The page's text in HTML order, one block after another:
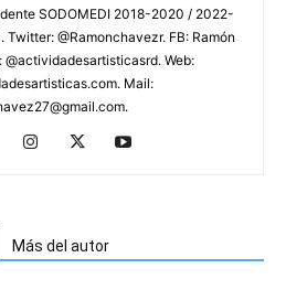
SODOMEDI 2018-2020 / 2022-
Twitter: @Ramonchavezr. FB: Ramón
@actividadesartisticasrd. Web:
Mail:
Más del autor